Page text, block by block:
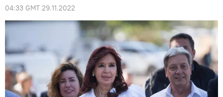
04:33 GMT 29.11.2022